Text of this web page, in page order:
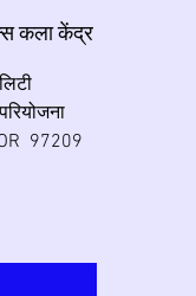
कला केंद्र
97209